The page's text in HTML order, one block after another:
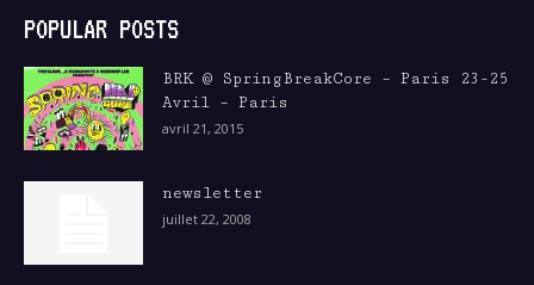
POPULAR POSTS
BRK @ SpringBreakCore – Paris 23-25
Avril – Paris
avril 21, 2015
newsletter
juillet 22, 2008